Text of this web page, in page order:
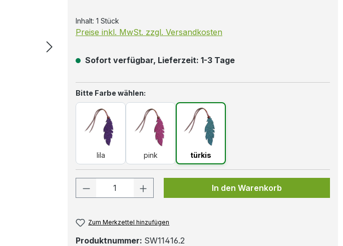
Inhalt: 1 Stück
Preise inkl. MwSt. zzgl. Versandkosten
Sofort verfügbar, Lieferzeit: 1-3 Tage
Bitte Farbe wählen:
lila
lila
pink
pink
türkis
türkis
Produkt Anzahl: Gib den gewünschten Wert
In den Warenkorb
Zum Merkzettel hinzufügen
Produktnummer: SW11416.2